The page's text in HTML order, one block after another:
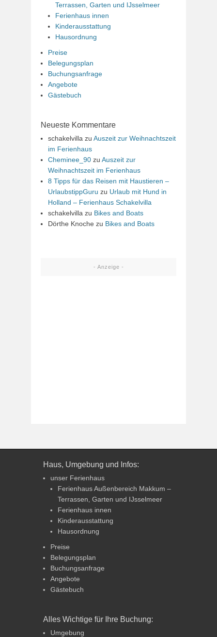
Terrassen, Garten und IJsselmeer
Ferienhaus innen
Kinderausstattung
Hausordnung
Preise
Belegungsplan
Buchungsanfrage
Angebote
Gästebuch
Neueste Kommentare
schakelvilla zu Auszeit zur Weihnachtszeit
im Ferienhaus
Cheminee_90 zu Auszeit zur
Weihnachtszeit im Ferienhaus
8 Tipps für das Reisen mit Haustieren –
UrlaubstippGuru zu Urlaub mit Hund in
Holland – Ferienhaus Schakelvilla
schakelvilla zu Bikes and Boats
Dörthe Knoche zu Bikes and Boats
- Anzeige -
Haus, Umgebung und Infos:
unser Ferienhaus
Ferienhaus Außenbereich Makkum –
Terrassen, Garten und IJsselmeer
Ferienhaus innen
Kinderausstattung
Hausordnung
Preise
Belegungsplan
Buchungsanfrage
Angebote
Gästebuch
Alles Wichtige für Ihre Buchung:
Umgebung